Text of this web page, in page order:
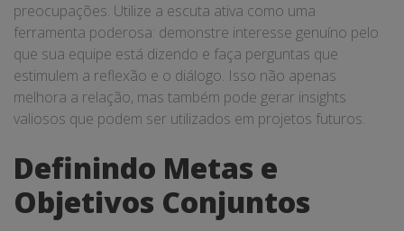
preocupações. Utilize a escuta ativa como uma
ferramenta poderosa: demonstre interesse genuíno pelo
que sua equipe está dizendo e faça perguntas que
estimulem a reflexão e o diálogo. Isso não apenas
melhora a relação, mas também pode gerar insights
valiosos que podem ser utilizados em projetos futuros.
Definindo Metas e
Objetivos Conjuntos